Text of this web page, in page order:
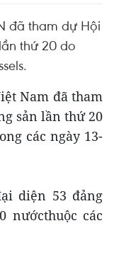
đã tham dự Hội
thứ 20 do
Nam đã tham
sản lần thứ 20
các ngày 13-
diện 53 đảng
nướcthuộc các